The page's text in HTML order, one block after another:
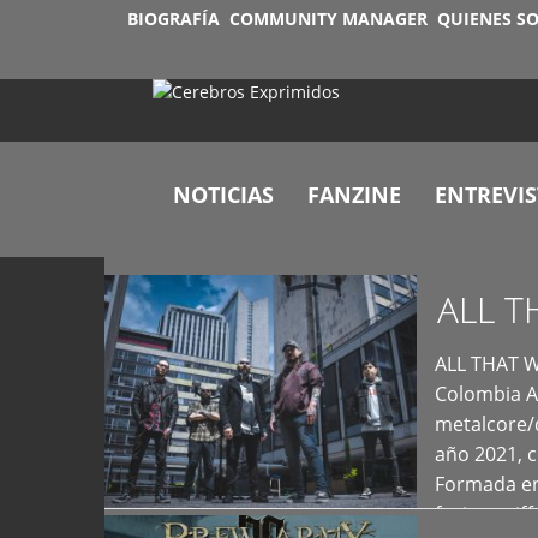
BIOGRAFÍA COMMUNITY MANAGER QUIENES
NOTICIAS FANZINE
+
ALL
ALL THAT
Colombia
metalcore/
año 2021,
Formada
fusiona
+